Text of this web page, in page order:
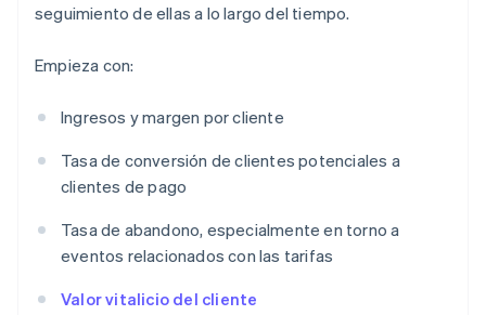
seguimiento de ellas a lo largo del tiempo.
Empieza con:
Ingresos y margen por cliente
Tasa de conversión de clientes potenciales a
clientes de pago
Tasa de abandono, especialmente en torno a
eventos relacionados con las tarifas
Valor vitalicio del cliente